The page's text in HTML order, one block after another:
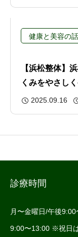
健康と美容の話
【浜松整体】
くみをやさし
2025.09.16
診療時間
月〜金曜日/午後
9:00〜13:00 ※祝日